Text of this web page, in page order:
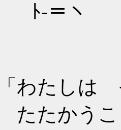
ヽ
しは そ
うこと